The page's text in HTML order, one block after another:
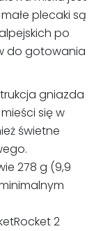
plecaki są
po
do gotowania
gniazda
się w
świetne
278 g (9,9
2